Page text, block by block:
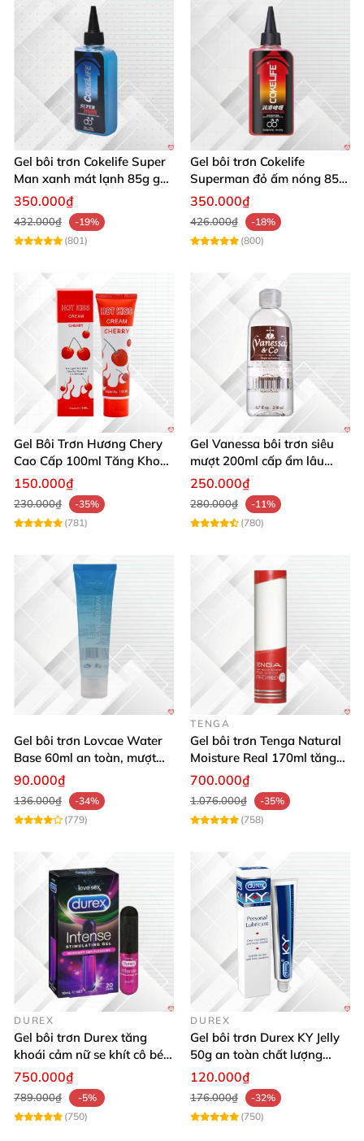
Gel bôi trơn Cokelife Super
Man xanh mát lạnh 85g gel
hậu môn cho gay
350.000₫
432.000₫
-19%
(801)
Gel bôi trơn Cokelife
Superman đỏ ấm nóng 85g
kích thích, giảm đau rát
350.000₫
426.000₫
-18%
(800)
Gel Bôi Trơn Hương Chery
Cao Cấp 100ml Tăng Khoái
Cảm
150.000₫
230.000₫
-35%
(781)
Gel Vanessa bôi trơn siêu
mượt 200ml cấp ẩm lâu
trơn mượt
250.000₫
280.000₫
-11%
(780)
Gel bôi trơn Lovcae Water
Base 60ml an toàn, mượt
mà dễ dùng
90.000₫
136.000₫
-34%
(779)
TENGA
Gel bôi trơn Tenga Natural
Moisture Real 170ml tăng
khoái cảm
700.000₫
1.076.000₫
-35%
(758)
DUREX
Gel bôi trơn Durex tăng
khoái cảm nữ se khít cô bé
10ml
750.000₫
789.000₫
-5%
(750)
DUREX
Gel bôi trơn Durex KY Jelly
50g an toàn chất lượng
mua ngay
120.000₫
176.000₫
-32%
(750)